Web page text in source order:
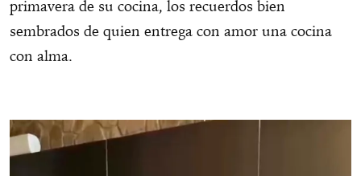
primavera de su cocina, los recuerdos bien
sembrados de quien entrega con amor una cocina
con alma.